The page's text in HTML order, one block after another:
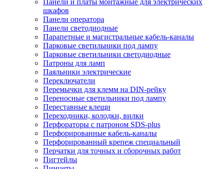
шкафов
Панели оператора
Панели светодиодные
Парапетные и магистральные кабель-каналы
Парковые светильники под лампу
Парковые светильники светодиодные
Патроны для ламп
Паяльники электрические
Переключатели
Перемычки для клемм на DIN-рейку
Переносные светильники под лампу
Переставные клещи
Переходники, колодки, вилки
Перфораторы с патроном SDS-plus
Перфорированные кабель-каналы
Перфорированный крепеж специальный
Перчатки для точных и сборочных работ
Пигтейлы